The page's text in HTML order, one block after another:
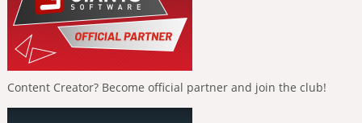
Content Creator? Become official partner and join the club!